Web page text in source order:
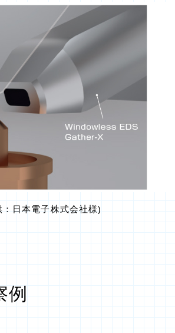
日本電子株式会社様)
例